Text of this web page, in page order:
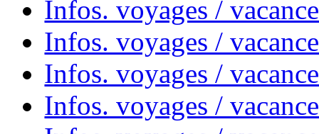
Infos. voyages /
Infos. voyages /
Infos. voyages /
Infos. voyages /